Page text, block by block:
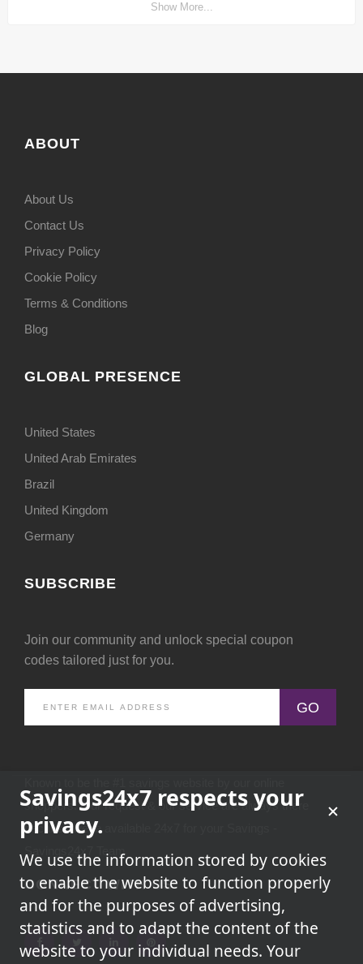
Show More...
ABOUT
About Us
Contact Us
Privacy Policy
Cookie Policy
Terms & Conditions
Blog
GLOBAL PRESENCE
United States
United Arab Emirates
Brazil
United Kingdom
Germany
SUBSCRIBE
Join our community and unlock special coupon
codes tailored just for you.
GO
shoppers.Your request & our service are always there
because we're available 24x7 for your Savings -
Savings24x7 Team
CONNECT WITH US
Savings24x7 respects your
privacy.
We use the information stored by cookies
to enable the website to function properly
and for the purposes of advertising,
statistics and to adapt the content of the
website to your individual needs. Your